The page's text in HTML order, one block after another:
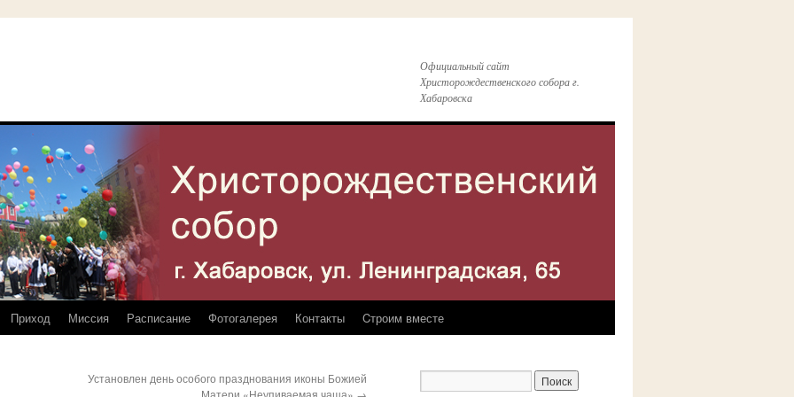
Официальный сайт
Христорождественского собора г.
Хабаровска
Приход Миссия Расписание Фотогалерея Контакты Cтроим вместе
Установлен день особого празднования иконы Божией
Матери «Неупиваемая чаша» →